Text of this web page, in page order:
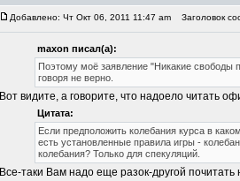
Добавлено: Чт Окт 06, 2011 11:47 am Заголовок
maxon писал(а):
Поэтому моё заявление "Никакие свободы
говоря не верно.
Вот видите, а говорите, что надоело читать
Цитата:
Если предположить колебания курса в
есть установленные правила игры -
колебания? Только для спекуляций.
Все-таки Вам надо еще разок-другой